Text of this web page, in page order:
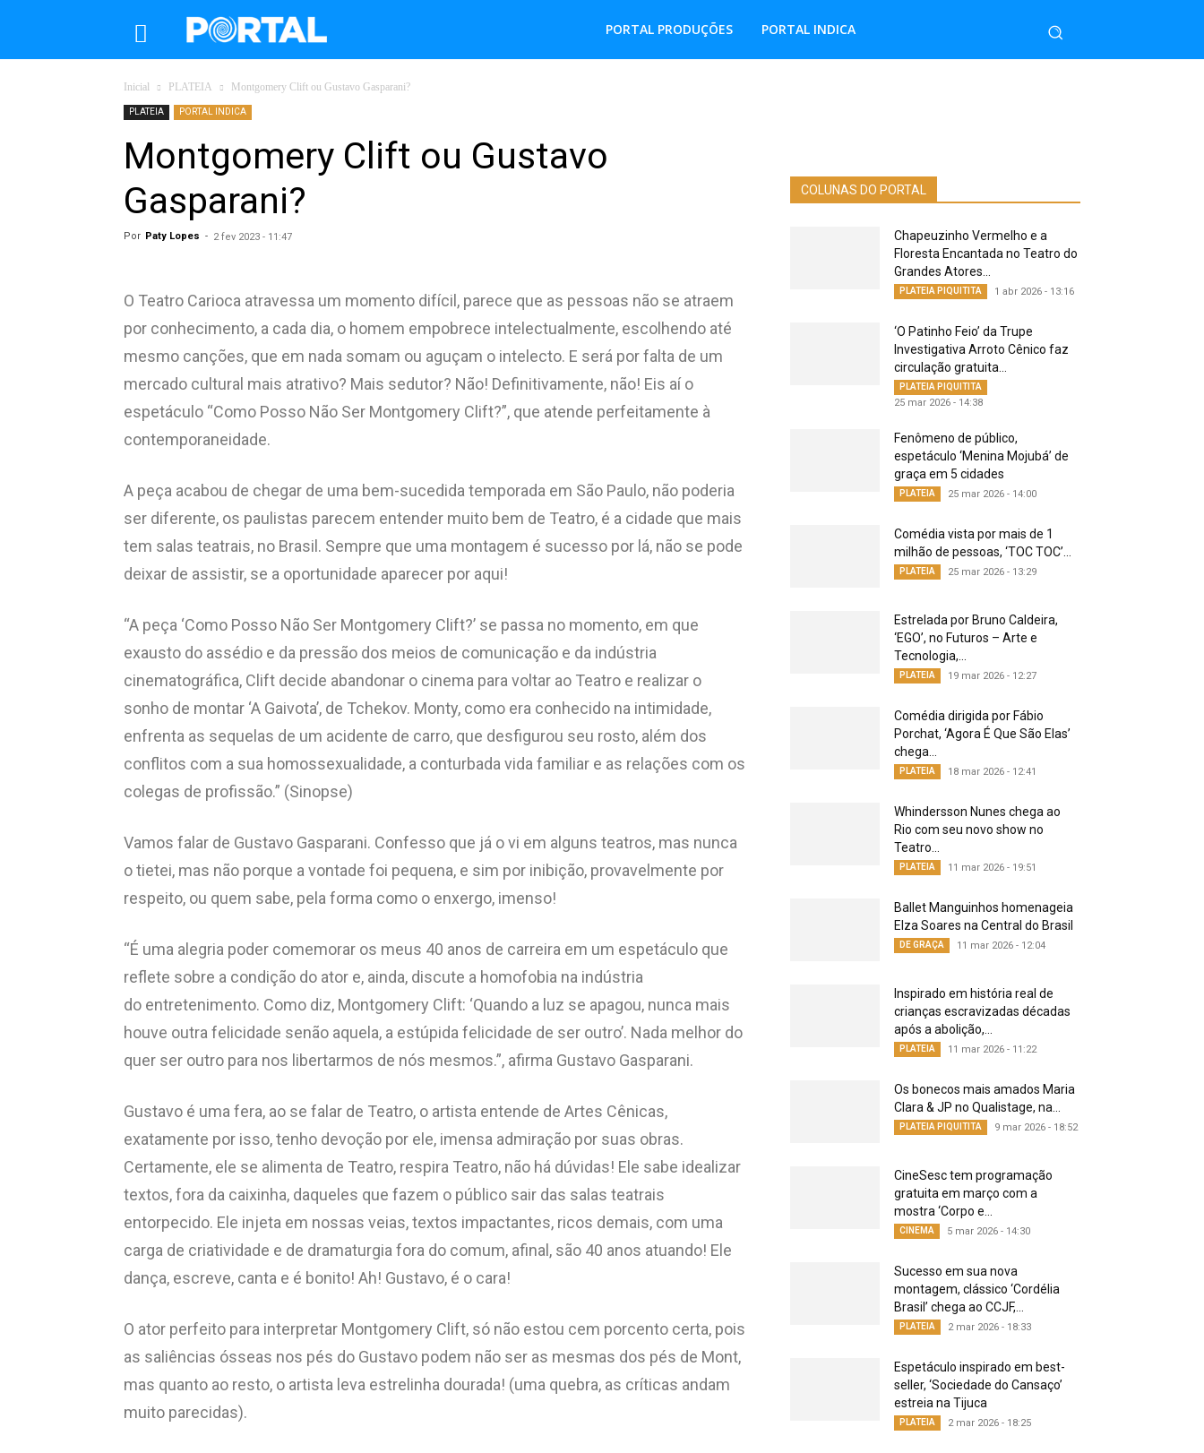
PORTAL PRODUÇÕES PORTAL INDICA
Inicial PLATEIA Montgomery Clift ou Gustavo Gasparani?
PLATEIA PORTAL INDICA
Montgomery Clift ou Gustavo
Gasparani?
Por Paty Lopes - 2 fev 2023 - 11:47
O Teatro Carioca atravessa um momento difícil, parece que as pessoas não se atraem
por conhecimento, a cada dia, o homem empobrece intelectualmente, escolhendo até
mesmo canções, que em nada somam ou aguçam o intelecto. E será por falta de um
mercado cultural mais atrativo? Mais sedutor? Não! Definitivamente, não! Eis aí o
espetáculo “Como Posso Não Ser Montgomery Clift?”, que atende perfeitamente à
contemporaneidade.
A peça acabou de chegar de uma bem-sucedida temporada em São Paulo, não poderia
ser diferente, os paulistas parecem entender muito bem de Teatro, é a cidade que mais
tem salas teatrais, no Brasil. Sempre que uma montagem é sucesso por lá, não se pode
deixar de assistir, se a oportunidade aparecer por aqui!
“A peça ‘Como Posso Não Ser Montgomery Clift?’ se passa no momento, em que
exausto do assédio e da pressão dos meios de comunicação e da indústria
cinematográfica, Clift decide abandonar o cinema para voltar ao Teatro e realizar o
sonho de montar ‘A Gaivota’, de Tchekov. Monty, como era conhecido na intimidade,
enfrenta as sequelas de um acidente de carro, que desfigurou seu rosto, além dos
conflitos com a sua homossexualidade, a conturbada vida familiar e as relações com os
colegas de profissão.” (Sinopse)
Vamos falar de Gustavo Gasparani. Confesso que já o vi em alguns teatros, mas nunca
o tietei, mas não porque a vontade foi pequena, e sim por inibição, provavelmente por
respeito, ou quem sabe, pela forma como o enxergo, imenso!
“É uma alegria poder comemorar os meus 40 anos de carreira em um espetáculo que
reflete sobre a condição do ator e, ainda, discute a homofobia na indústria
do entretenimento. Como diz, Montgomery Clift: ‘Quando a luz se apagou, nunca mais
houve outra felicidade senão aquela, a estúpida felicidade de ser outro’. Nada melhor do
quer ser outro para nos libertarmos de nós mesmos.”, afirma Gustavo Gasparani.
Gustavo é uma fera, ao se falar de Teatro, o artista entende de Artes Cênicas,
exatamente por isso, tenho devoção por ele, imensa admiração por suas obras.
Certamente, ele se alimenta de Teatro, respira Teatro, não há dúvidas! Ele sabe idealizar
textos, fora da caixinha, daqueles que fazem o público sair das salas teatrais
entorpecido. Ele injeta em nossas veias, textos impactantes, ricos demais, com uma
carga de criatividade e de dramaturgia fora do comum, afinal, são 40 anos atuando! Ele
dança, escreve, canta e é bonito! Ah! Gustavo, é o cara!
O ator perfeito para interpretar Montgomery Clift, só não estou cem porcento certa, pois
as saliências ósseas nos pés do Gustavo podem não ser as mesmas dos pés de Mont,
mas quanto ao resto, o artista leva estrelinha dourada! (uma quebra, as críticas andam
muito parecidas).
COLUNAS DO PORTAL
Chapeuzinho Vermelho e a
Floresta Encantada no Teatro do
Grandes Atores...
PLATEIA PIQUITITA 1 abr 2026 - 13:16
‘O Patinho Feio’ da Trupe
Investigativa Arroto Cênico faz
circulação gratuita...
PLATEIA PIQUITITA
25 mar 2026 - 14:38
Fenômeno de público,
espetáculo ‘Menina Mojubá’ de
graça em 5 cidades
PLATEIA 25 mar 2026 - 14:00
Comédia vista por mais de 1
milhão de pessoas, ‘TOC TOC’...
PLATEIA 25 mar 2026 - 13:29
Estrelada por Bruno Caldeira,
‘EGO’, no Futuros – Arte e
Tecnologia,...
PLATEIA 19 mar 2026 - 12:27
Comédia dirigida por Fábio
Porchat, ‘Agora É Que São Elas’
chega...
PLATEIA 18 mar 2026 - 12:41
Whindersson Nunes chega ao
Rio com seu novo show no
Teatro...
PLATEIA 11 mar 2026 - 19:51
Ballet Manguinhos homenageia
Elza Soares na Central do Brasil
DE GRAÇA 11 mar 2026 - 12:04
Inspirado em história real de
crianças escravizadas décadas
após a abolição,...
PLATEIA 11 mar 2026 - 11:22
Os bonecos mais amados Maria
Clara & JP no Qualistage, na...
PLATEIA PIQUITITA 9 mar 2026 - 18:52
CineSesc tem programação
gratuita em março com a
mostra ‘Corpo e...
CINEMA 5 mar 2026 - 14:30
Sucesso em sua nova
montagem, clássico ‘Cordélia
Brasil’ chega ao CCJF,...
PLATEIA 2 mar 2026 - 18:33
Espetáculo inspirado em best-
seller, ‘Sociedade do Cansaço’
estreia na Tijuca
PLATEIA 2 mar 2026 - 18:25